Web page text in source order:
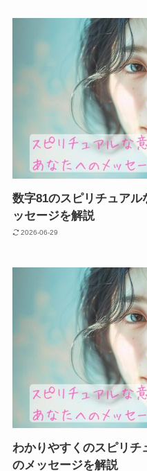
数字81のスピリチュア
ッセージを解説
2026-06-29
わかりやすくのスピリチ
のメッセージを解説